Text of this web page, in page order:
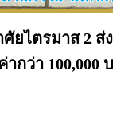
ยไตรมาส 2 ส่
กว่า 100,000